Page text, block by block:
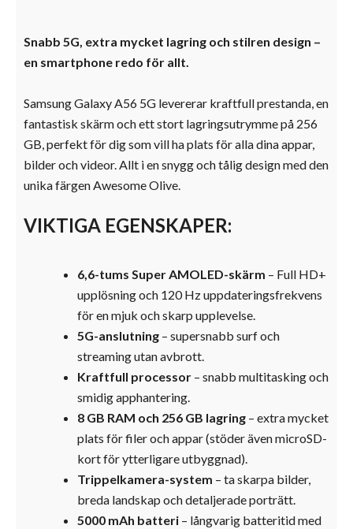
Snabb 5G, extra mycket lagring och stilren design –
en smartphone redo för allt.
Samsung Galaxy A56 5G levererar kraftfull prestanda, en
fantastisk skärm och ett stort lagringsutrymme på 256
GB, perfekt för dig som vill ha plats för alla dina appar,
bilder och videor. Allt i en snygg och tålig design med den
unika färgen Awesome Olive.
VIKTIGA EGENSKAPER:
6,6-tums Super AMOLED-skärm – Full HD+
upplösning och 120 Hz uppdateringsfrekvens
för en mjuk och skarp upplevelse.
5G-anslutning – supersnabb surf och
streaming utan avbrott.
Kraftfull processor – snabb multitasking och
smidig apphantering.
8 GB RAM och 256 GB lagring – extra mycket
plats för filer och appar (stöder även microSD-
kort för ytterligare utbyggnad).
Trippelkamera-system – ta skarpa bilder,
breda landskap och detaljerade porträtt.
5000 mAh batteri – långvarig batteritid med